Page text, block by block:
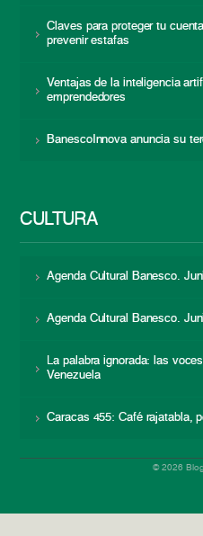
Claves para proteger tu
prevenir estafas
Ventajas de la inteligencia
emprendedores
BanescoInnova anuncia su
CULTURA
Agenda Cultural Banesco.
Agenda Cultural Banesco.
La palabra ignorada: las
Venezuela
Caracas 455: Café rajatabla,
© 2026